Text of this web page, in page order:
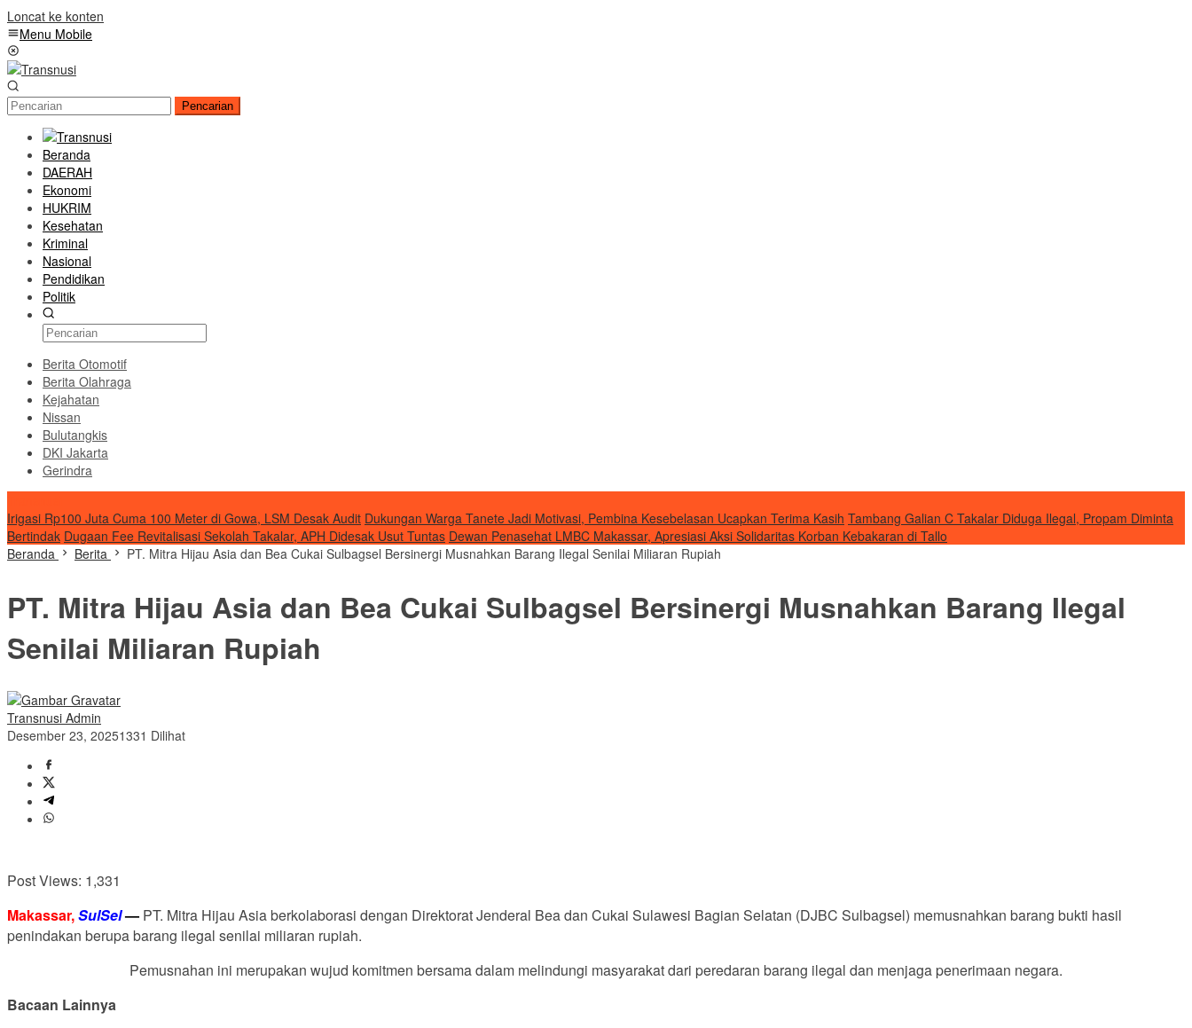
Loncat ke konten
Menu Mobile
Pencarian
Beranda
DAERAH
Ekonomi
HUKRIM
Kesehatan
Kriminal
Nasional
Pendidikan
Politik
Berita Otomotif
Berita Olahraga
Kejahatan
Nissan
Bulutangkis
DKI Jakarta
Gerindra
Irigasi Rp100 Juta Cuma 100 Meter di Gowa, LSM Desak Audit Dukungan Warga Tanete Jadi Motivasi, Pembina Kesebelasan Ucapkan Terima Kasih Tambang Galian C Takalar Diduga Ilegal, Propam Diminta
Bertindak Dugaan Fee Revitalisasi Sekolah Takalar, APH Didesak Usut Tuntas Dewan Penasehat LMBC Makassar, Apresiasi Aksi Solidaritas Korban Kebakaran di Tallo
Beranda
Berita PT. Mitra Hijau Asia dan Bea Cukai Sulbagsel Bersinergi Musnahkan Barang Ilegal Senilai Miliaran Rupiah
PT. Mitra Hijau Asia dan Bea Cukai Sulbagsel Bersinergi Musnahkan Barang Ilegal
Senilai Miliaran Rupiah
Transnusi Admin
Desember 23, 20251331 Dilihat
Post Views: 1,331
Makassar,SulSel— PT. Mitra Hijau Asia berkolaborasi dengan Direktorat Jenderal Bea dan Cukai Sulawesi Bagian Selatan (DJBC Sulbagsel) memusnahkan barang bukti hasil
penindakan berupa barang ilegal senilai miliaran rupiah.
Pemusnahan ini merupakan wujud komitmen bersama dalam melindungi masyarakat dari peredaran barang ilegal dan menjaga penerimaan negara.
Bacaan Lainnya